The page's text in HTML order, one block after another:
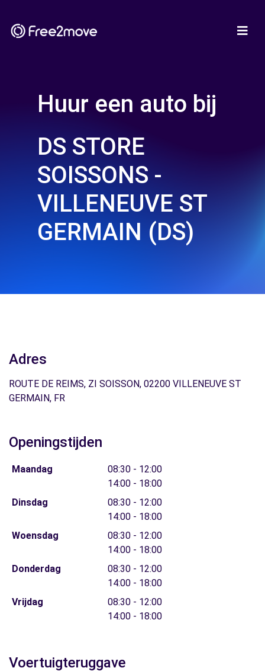
Huur een auto bij
DS STORE
SOISSONS -
VILLENEUVE ST
GERMAIN (DS)
Adres
ROUTE DE REIMS, ZI SOISSON, 02200 VILLENEUVE ST
GERMAIN, FR
Openingstijden
Maandag
08:30 - 12:00
14:00 - 18:00
Dinsdag
08:30 - 12:00
14:00 - 18:00
Woensdag
08:30 - 12:00
14:00 - 18:00
Donderdag
08:30 - 12:00
14:00 - 18:00
Vrijdag
08:30 - 12:00
14:00 - 18:00
Voertuigteruggave